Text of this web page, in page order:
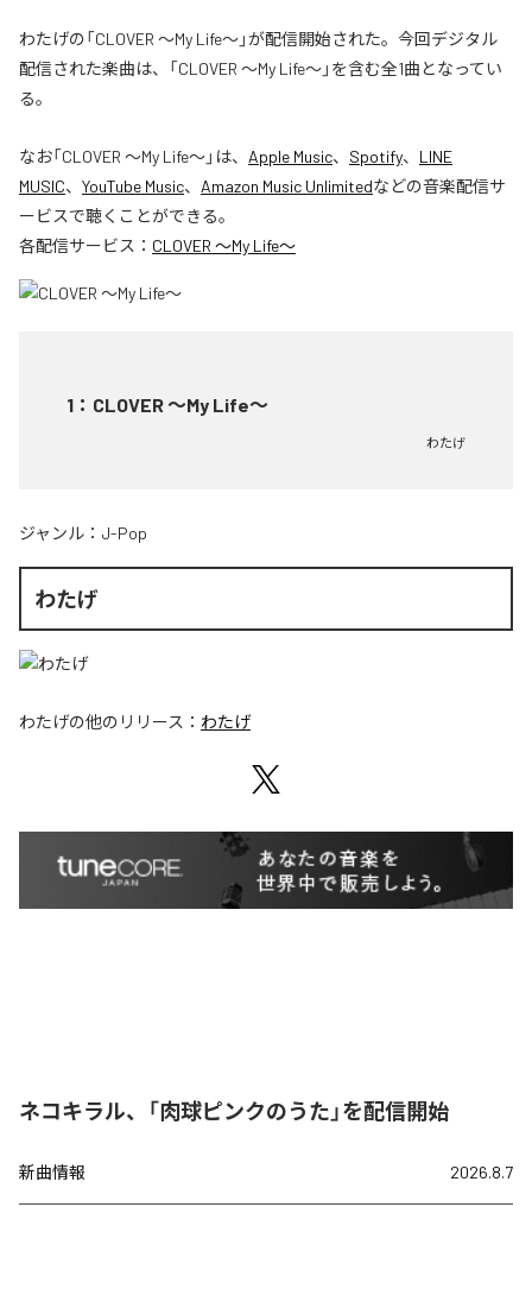
わたげの「CLOVER ～My Life～」が配信開始された。今回デジタル
配信された楽曲は、「CLOVER ～My Life～」を含む全1曲となってい
る。
なお「CLOVER ～My Life～」は、 Apple Music、 Spotify、 LINE
MUSIC、 YouTube Music、 Amazon Music Unlimitedなどの音楽配信サ
ービスで聴くことができる。
各配信サービス： CLOVER ～My Life～
1 ： CLOVER ～My Life～
わたげ
ジャンル： J-Pop
わたげ
わたげの他のリリース： わたげ
ネコキラル、「肉球ピンクのうた」を配信開始
新曲情報 2026.8.7